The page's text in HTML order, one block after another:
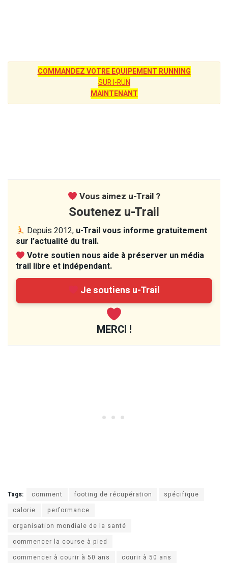
COMMANDEZ VOTRE EQUIPEMENT RUNNING
SUR I-RUN
MAINTENANT
Vous aimez u-Trail ?
Soutenez u-Trail
Depuis 2012, u-Trail vous informe gratuitement
sur l’actualité du trail.
Votre soutien nous aide à préserver un média
trail libre et indépendant.
Je soutiens u-Trail
MERCI !
Tags: comment footing de récupération
spécifique
calorie
performance
organisation mondiale de la santé
commencer la course à pied
commencer à courir à 50 ans
courir à 50 ans